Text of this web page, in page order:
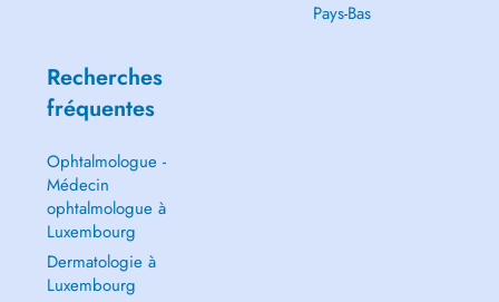
Pays-Bas
Recherches
fréquentes
Ophtalmologue -
Médecin
ophtalmologue à
Luxembourg
Dermatologie à
Luxembourg